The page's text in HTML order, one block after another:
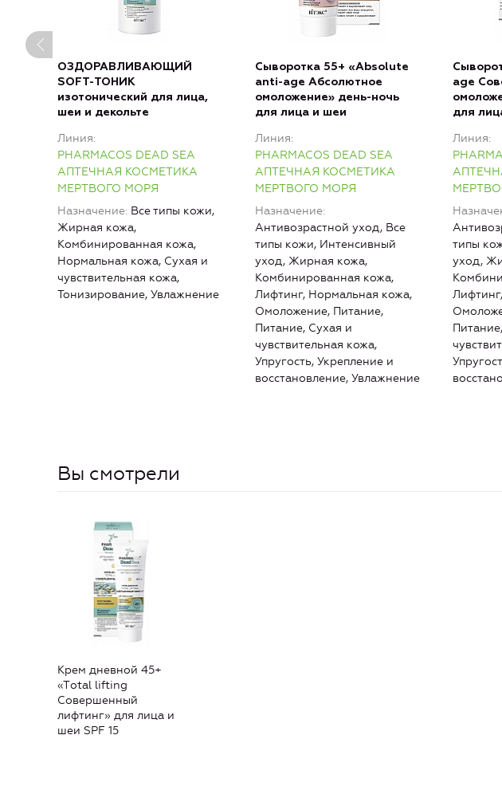
ОЗДОРАВЛИВАЮЩИЙ
SOFT-ТОНИК
изотонический для лица,
шеи и декольте
Линия
PHARMACOS DEAD SEA
АПТЕЧНАЯ КОСМЕТИКА
МЕРТВОГО МОРЯ
Назначение Все типы кожи,
Жирная кожа,
Комбинированная кожа,
Нормальная кожа, Сухая и
чувствительная кожа,
Тонизирование, Увлажнение
Сыворотка 55+ «Аbsolute
anti-age Абсолютное
омоложение» день-ночь
для лица и шеи
Линия
PHARMACOS DEAD SEA
АПТЕЧНАЯ КОСМЕТИКА
МЕРТВОГО МОРЯ
Назначение
Антивозрастной уход, Все
типы кожи, Интенсивный
уход, Жирная кожа,
Комбинированная кожа,
Лифтинг, Нормальная кожа,
Омоложение, Питание,
Питание, Сухая и
чувствительная кожа,
Упругость, Укрепление и
восстановление, Увлажнение
age
для
Линия
типы
уход,
Вы смотрели
Крем дневной 45+
«Тotal lifting
Совершенный
лифтинг» для лица и
шеи SPF 15